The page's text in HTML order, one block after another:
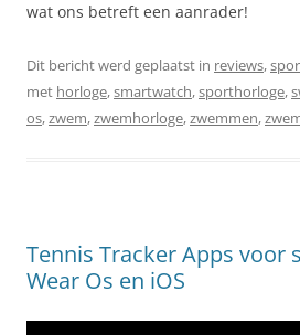
wat ons betreft een aanrader!
Dit bericht werd geplaatst in reviews,
met horloge,smartwatch,sporthorloge,
os,zwem,zwemhorloge,zwemmen,
Tennis Tracker Apps voor
Wear Os en iOS